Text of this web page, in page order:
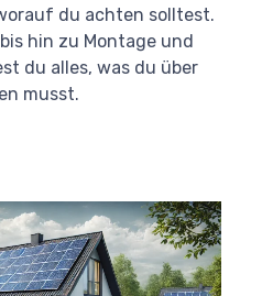
du achten solltest.
hin zu Montage und
du alles, was du über
musst.